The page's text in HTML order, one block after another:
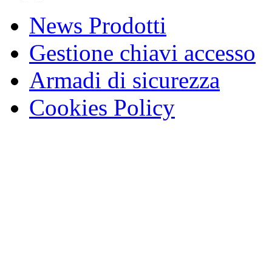
News Prodotti
Gestione chiavi accesso
Armadi di sicurezza
Cookies Policy